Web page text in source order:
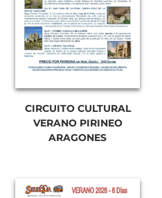
CIRCUITO CULTURAL
VERANO PIRINEO
ARAGONES